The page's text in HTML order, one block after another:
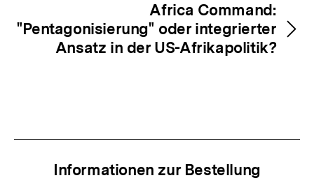
Africa Command:
"Pentagonisierung" oder integrierter
Ansatz in der US-Afrikapolitik?
Informationen zur Bestellung